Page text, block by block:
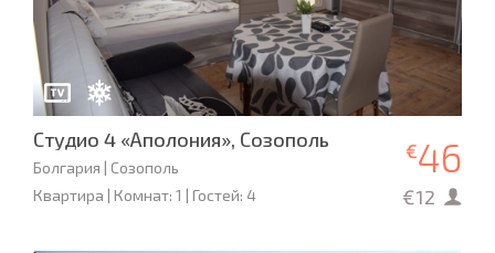
Студио 4 «Аполония», Созополь
Болгария | Созополь
Квартира | Комнат: 1 | Гостей: 4
€46
€12